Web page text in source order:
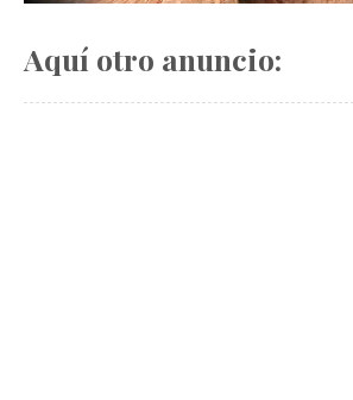
Aquí otro anuncio: